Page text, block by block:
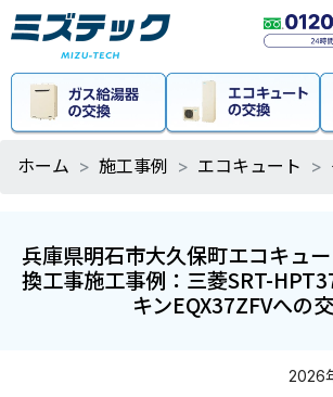
ホーム 施工事例 エコキュート
兵庫県明石市大久保町エコキュ
換工事施工事例：三菱SRT-
キンEQX37ZFVへの
2026